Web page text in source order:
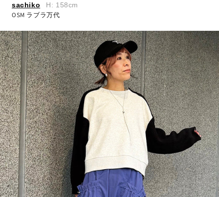
sachiko H: 158cm
OSM ラブラ万代